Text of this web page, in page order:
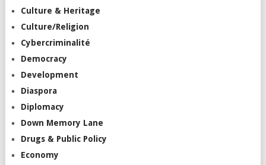
Culture & Heritage
Culture/Religion
Cybercriminalité
Democracy
Development
Diaspora
Diplomacy
Down Memory Lane
Drugs & Public Policy
Economy